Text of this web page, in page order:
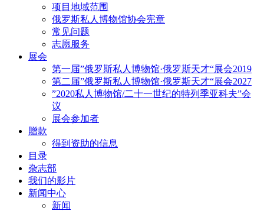
项目地域范围
俄罗斯私人博物馆协会宪章
常见问题
志愿服务
展会
第一届”俄罗斯私人博物馆·俄罗斯天才“展会2019
第二届”俄罗斯私人博物馆·俄罗斯天才“展会2027
”2020私人博物馆/二十一世纪的特列季亚科夫”会
议
展会参加者
贈款
得到资助的信息
目录
杂志部
我们的影片
新闻中心
新闻